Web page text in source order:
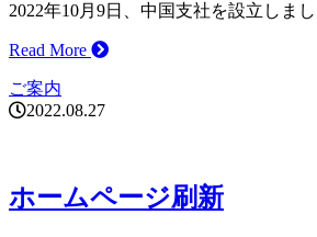
2022年10月9日、中国支社を設立しま
Read More
ご案内
2022.08.27
ホームページ刷新